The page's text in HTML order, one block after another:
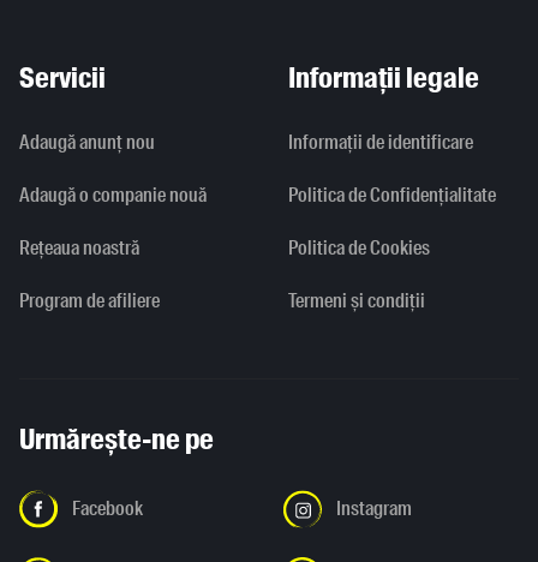
Servicii
Adaugă anunț nou
Adaugă o companie nouă
Rețeaua noastră
Program de afiliere
Informații legale
Informaţii de identificare
Politica de Confidențialitate
Politica de Cookies
Termeni și condiții
Urmărește-ne pe
Facebook Instagram